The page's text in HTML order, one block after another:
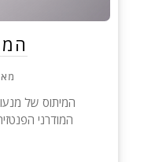
מאי 12,
המיתוס של
המודרני